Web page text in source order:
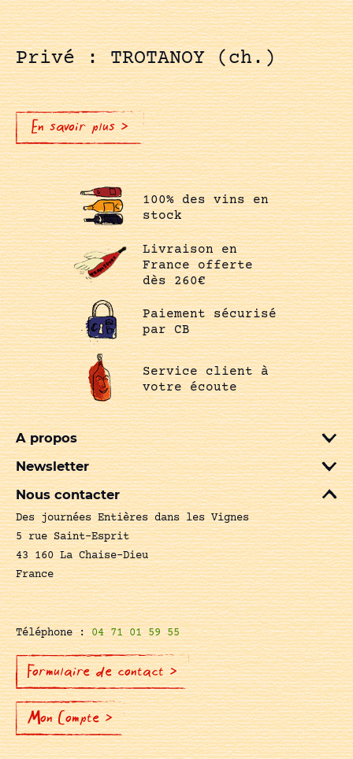
Privé : TROTANOY (ch.)
En savoir plus >
100% des vins en
stock
Livraison en
France offerte
dès 260€
Paiement sécurisé
par CB
Service client à
votre écoute
A propos
Newsletter
Nous contacter
Des journées Entières dans les Vignes
5 rue Saint-Esprit
43 160 La Chaise-Dieu
France
Téléphone :04 71 01 59 55
Formulaire de contact >
Mon Compte >